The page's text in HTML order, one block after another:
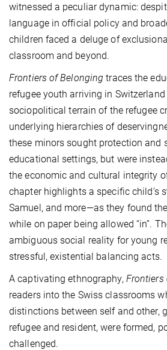
witnessed a peculiar dynamic:
language in official policy and
children faced a deluge of
classroom and beyond.
Frontiers of Belonging traces the
refugee youth arriving in
sociopolitical terrain of the refugee
underlying hierarchies of
these minors sought protection and
educational settings, but were
the economic and cultural integrity
chapter highlights a specific child’s
Samuel, and more—as they found
while on paper being allowed “in”.
ambiguous social reality for young
stressful, existential balancing acts.
A captivating ethnography, Frontiers
readers into the Swiss classrooms
distinctions between self and other,
refugee and resident, were formed,
challenged.